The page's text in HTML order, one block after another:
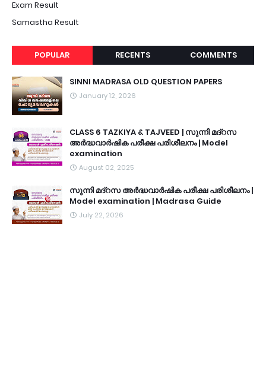
Exam Result
Samastha Result
POPULAR RECENTS COMMENTS
SINNI MADRASA OLD QUESTION PAPERS
January 12, 2026
CLASS 6 TAZKIYA & TAJVEED | സുന്നി മദ്റസ
അർദ്ധവാർഷിക പരീക്ഷ പരിശീലനം | Model
examination
August 02, 2025
സുന്നി മദ്റസ അർദ്ധവാർഷിക പരീക്ഷ പരിശീലനം |
Model examination | Madrasa Guide
July 22, 2026